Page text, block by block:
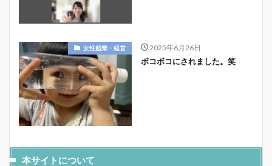
女性起業・経営 2025年6月26日
ボコボコにされました。笑
本サイトについて